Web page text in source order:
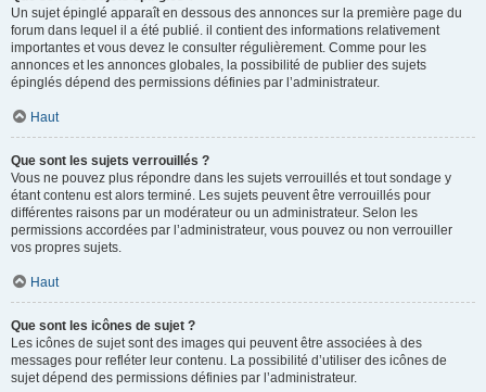
Un sujet épinglé apparaît en dessous des annonces sur la première page du
forum dans lequel il a été publié. il contient des informations relativement
importantes et vous devez le consulter régulièrement. Comme pour les
annonces et les annonces globales, la possibilité de publier des sujets
épinglés dépend des permissions définies par l’administrateur.
Haut
Que sont les sujets verrouillés ?
Vous ne pouvez plus répondre dans les sujets verrouillés et tout sondage y
étant contenu est alors terminé. Les sujets peuvent être verrouillés pour
différentes raisons par un modérateur ou un administrateur. Selon les
permissions accordées par l’administrateur, vous pouvez ou non verrouiller
vos propres sujets.
Haut
Que sont les icônes de sujet ?
Les icônes de sujet sont des images qui peuvent être associées à des
messages pour refléter leur contenu. La possibilité d’utiliser des icônes de
sujet dépend des permissions définies par l’administrateur.